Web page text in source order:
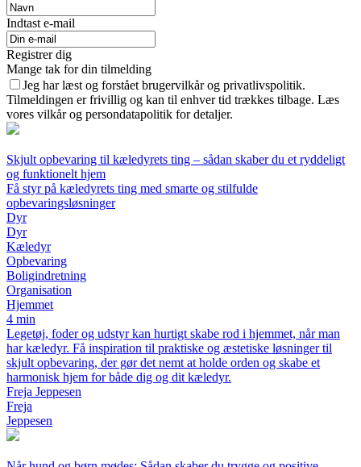
Indtast e-mail
Registrer dig
Mange tak for din tilmelding
Jeg har læst og forstået brugervilkår og privatlivspolitik.
Tilmeldingen er frivillig og kan til enhver tid trækkes tilbage. Læs
vores vilkår og persondatapolitik for detaljer.
Skjult opbevaring til kæledyrets ting – sådan skaber du et ryddeligt
og funktionelt hjem
Få styr på kæledyrets ting med smarte og stilfulde
opbevaringsløsninger
Dyr
Dyr
Kæledyr
Opbevaring
Boligindretning
Organisation
Hjemmet
4 min
Legetøj, foder og udstyr kan hurtigt skabe rod i hjemmet, når man
har kæledyr. Få inspiration til praktiske og æstetiske løsninger til
skjult opbevaring, der gør det nemt at holde orden og skabe et
harmonisk hjem for både dig og dit kæledyr.
Freja Jeppesen
Freja
Jeppesen